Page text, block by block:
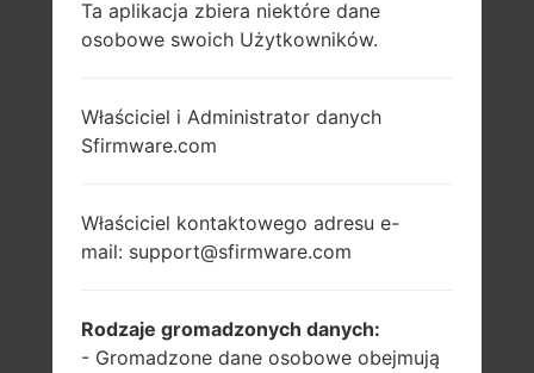
Ta aplikacja zbiera niektóre dane
osobowe swoich Użytkowników.
Właściciel i Administrator danych
Sfirmware.com
Właściciel kontaktowego adresu e-
mail: support@sfirmware.com
Rodzaje gromadzonych danych:
- Gromadzone dane osobowe obejmują